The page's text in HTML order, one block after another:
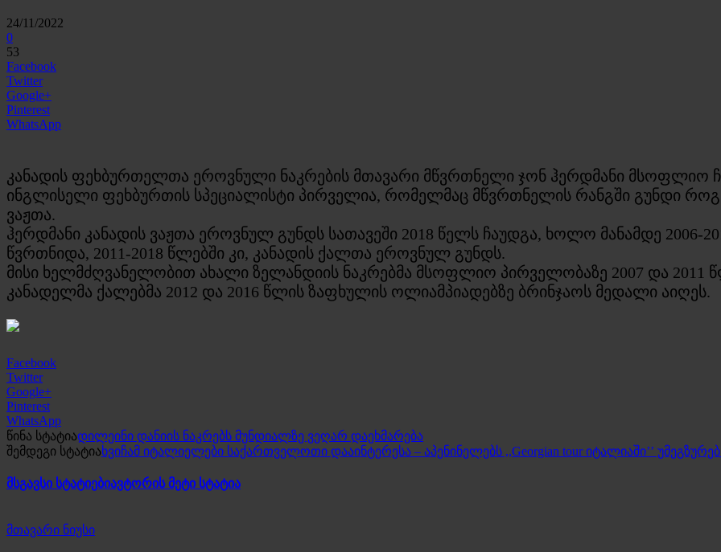
24/11/2022
0
53
Facebook
Twitter
Google+
Pinterest
WhatsApp
კანადის ფეხბურთელთა ეროვნული ნაკრების მთავარი მწვრთნელი ჯონ ჰერდმანი მსოფლიო
ინგლისელი ფეხბურთის სპეციალისტი პირველია, რომელმაც მწვრთნელის რანგში გუნდი
ვაჟთა.
ჰერდმანი კანადის ვაჟთა ეროვნულ გუნდს სათავეში 2018 წელს ჩაუდგა, ხოლო მანამდე 2006-
წვრთნიდა, 2011-2018 წლებში კი, კანადის ქალთა ეროვნულ გუნდს.
მისი ხელმძღვანელობით ახალი ზელანდიის ნაკრებმა მსოფლიო პირველობაზე 2007 და 2011
კანადელმა ქალებმა 2012 და 2016 წლის ზაფხულის ოლიამპიადებზე ბრინჯაოს მედალი აიღეს.
Facebook
Twitter
Google+
Pinterest
WhatsApp
წინა სტატიადილეინი დანიის ნაკრებს მუნდიალზე ვეღარ დაეხმარება
შემდეგი სტატიახვიჩამ იტალიელები საქართველოთი დააინტერესა – აპენინელებს ,,Georgian tour იტალიაში’’
მსგავსი სტატიებიავტორის მეტი სტატია
მთავარი ნიუსი